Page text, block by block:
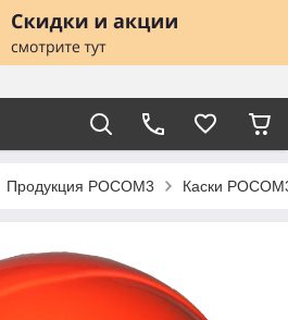
Продукция РОСОМ3 Каски